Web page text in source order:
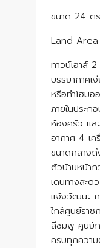
ขนาด 24 ต
Land Area
ทาวน์เฮาส์
บรรยากาศเ
หรือทำโฮม
ภายในประ
ห้องครัว แล
อากาศ 4 เ
ขนาดกลาง
ตัวบ้านหน้าก
เดินทางสะด
แจ้งวัฒนะ ถ
ใกล้ศูนย์รา
สีชมพู ศูนย์ก
ครบทุกความ